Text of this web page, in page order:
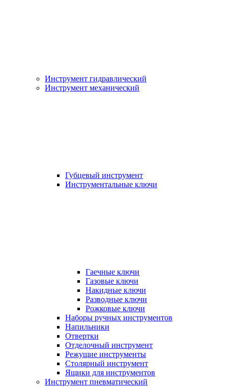
Инструмент гидравлический
Инструмент механический
Губцевый инструмент
Инструментальные ключи
Гаечные ключи
Газовые ключи
Накидные ключи
Разводные ключи
Рожковые ключи
Наборы ручных инструментов
Напильники
Отвертки
Отделочный инструмент
Режущие инструменты
Столярный инструмент
Ящики для инструментов
Инструмент пневматический